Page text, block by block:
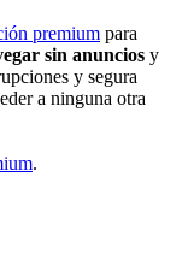
premium para
sin anuncios y
y segura
a ninguna otra
.